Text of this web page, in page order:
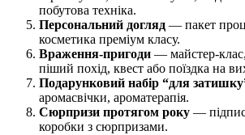
побутова техніка.
Персональний догляд — пакет
косметика преміум класу.
Враження-пригоди — майстер-
піший похід, квест або поїздка на
Подарунковий набір “для
аромасвічки, ароматерапія.
Сюрпризи протягом року —
коробки з сюрпризами.